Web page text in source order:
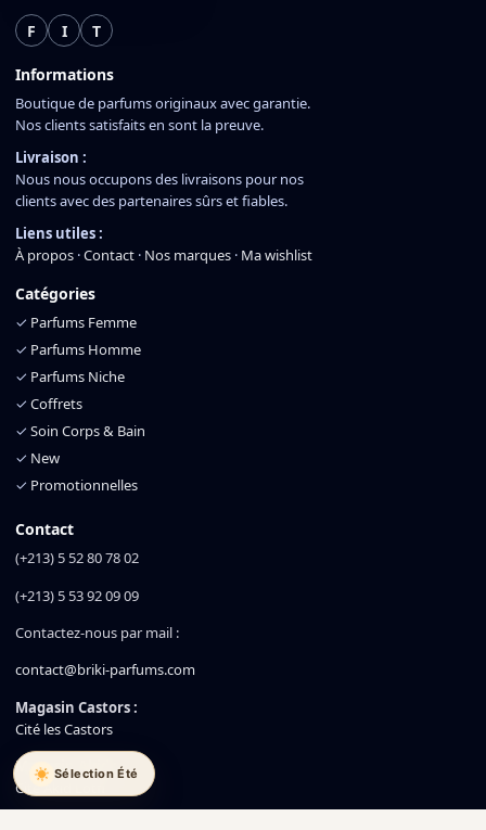
F I T
Informations
Boutique de parfums originaux avec garantie.
Nos clients satisfaits en sont la preuve.
Livraison :
Nous nous occupons des livraisons pour nos
clients avec des partenaires sûrs et fiables.
Liens utiles :
À propos ·Contact · Nos marques · Ma wishlist
Catégories
✓ Parfums Femme
✓ Parfums Homme
✓ Parfums Niche
✓ Coffrets
✓ Soin Corps & Bain
✓ New
✓ Promotionnelles
Contact
(+213) 5 52 80 78 02
(+213) 5 53 92 09 09
Contactez-nous par mail :
contact@briki-parfums.com
Magasin Castors :
Cité les Castors
Magasin Akid :
Cité Akid Lotfi
Sélection Été